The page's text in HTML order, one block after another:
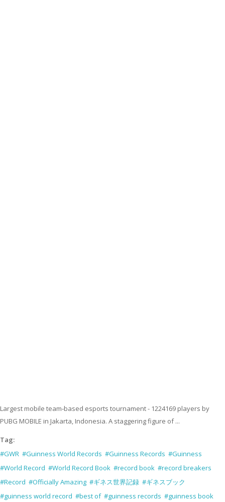
Largest mobile team‑based esports tournament - 1224169 players by
PUBG MOBILE in Jakarta, Indonesia. A staggering figure of ...
Tag:
#GWR #Guinness World Records #Guinness Records #Guinness
#World Record #World Record Book #record book #record breakers
#Record #Officially Amazing #ギネス世界記録 #ギネスブック
#guinness world record #best of #guinness records #guinness book